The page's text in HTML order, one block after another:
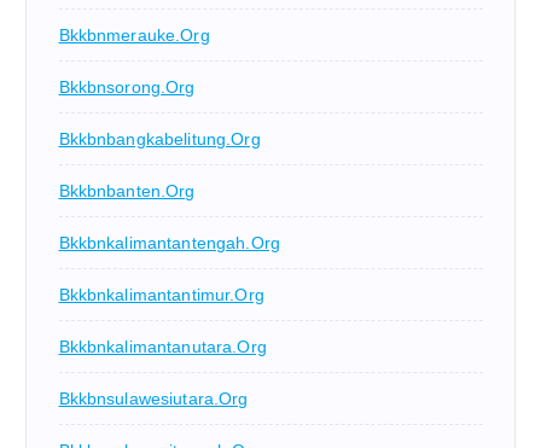
Bkkbnmerauke.org
Bkkbnsorong.org
Bkkbnbangkabelitung.org
Bkkbnbanten.org
Bkkbnkalimantantengah.org
Bkkbnkalimantantimur.org
Bkkbnkalimantanutara.org
Bkkbnsulawesiutara.org